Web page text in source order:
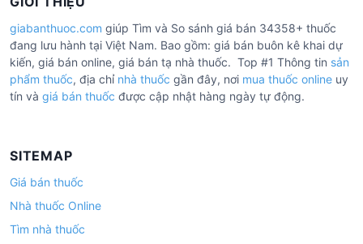
giabanthuoc.com giúp Tìm và So sánh giá bán 34358+ thuốc
đang lưu hành tại Việt Nam. Bao gồm: giá bán buôn kê khai dự
kiến, giá bán online, giá bán tạ nhà thuốc. Top #1 Thông tin sản
phẩm thuốc, địa chỉ nhà thuốc gần đây, nơi mua thuốc online uy
tín và giá bán thuốc được cập nhật hàng ngày tự động.
SITEMAP
Giá bán thuốc
Nhà thuốc Online
Tìm nhà thuốc